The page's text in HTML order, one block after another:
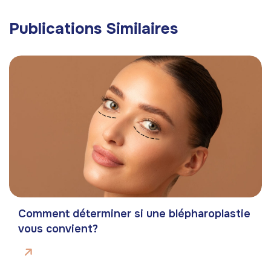
Publications Similaires
Comment déterminer si une blépharoplastie
vous convient?